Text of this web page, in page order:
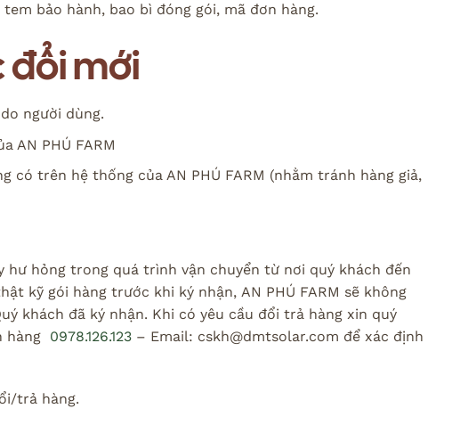
bảo hành, bao bì đóng gói, mã đơn hàng.
đổi mới
người dùng.
AN PHÚ FARM
có trên hệ thống của AN PHÚ FARM (nhằm tránh hàng giả,
hư hỏng trong quá trình vận chuyển từ nơi quý khách đến
kỹ gói hàng trước khi ký nhận, AN PHÚ FARM sẽ không
khách đã ký nhận. Khi có yêu cầu đổi trả hàng xin quý
hàng 0978.126.123 – Email: cskh@dmtsolar.com để xác định
trả hàng.